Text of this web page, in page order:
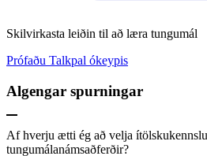
Skilvirkasta leiðin til að læra tungumál
Prófaðu Talkpal ókeypis
Algengar spurningar
Af hverju ætti ég að velja
tungumálanámsaðferðir?